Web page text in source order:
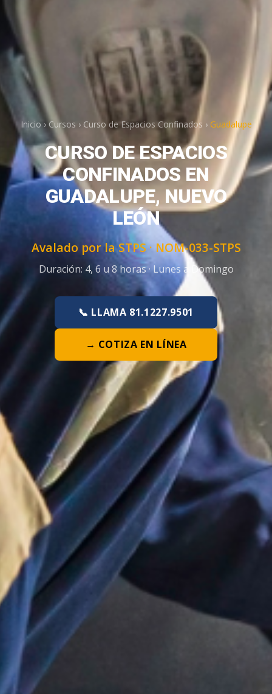
Inicio ›Cursos › Curso de Espacios Confinados › Guadalupe
CURSO DE ESPACIOS
CONFINADOS EN
GUADALUPE, NUEVO
LEÓN
Avalado por la STPS ·NOM-033-STPS
Duración: 4, 6 u 8 horas·Lunes a Domingo
📞 LLAMA 81.1227.9501
→ COTIZA EN LÍNEA